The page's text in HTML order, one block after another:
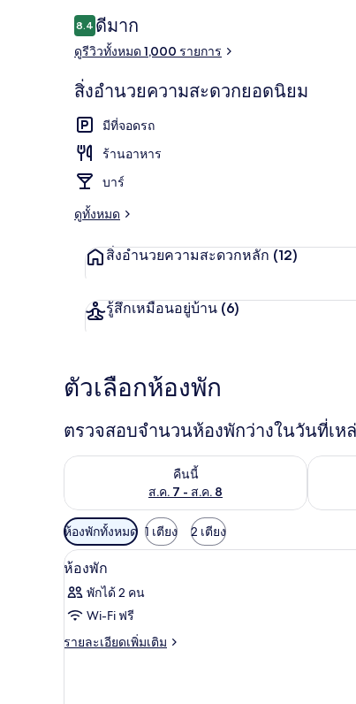
รีวิว
8.48.4 จาก 10
ดีมาก
ดูรีวิวทั้งหมด 1,000 รายการ
สิ่งอำนวยความสะดวกยอดนิยม
มีที่จอดรถ
ร้านอาหาร
บาร์
ดูทั้งหมด
สิ่งอำนวยความสะดวกหลัก (12)
รู้สึกเหมือนอยู่บ้าน (6)
ตัวเลือกห้องพัก
ตรวจสอบจำนวนห้องพักว่างในวันที่เห
คืนนี้
ส.ค. 7 - ส.ค. 8
ตรวจสอบจำนวนห้องพักว่างในคืนนี้ ส.ค. 7 - ส.ค.
ตรวจส
ตัว
กรอง
ที่
มี
ให้
สำหรับ
ห้องพักทั้งหมด 1 เตียง 2 เตียง
เปิด
ภาพถ่าย
ทั้งหมด
ของ
โต๊ะทำงาน, ผ้าม่านกัน
5
ห้องพัก
พักได้ 2 คน
Wi-Fi ฟรี
รายละเอียดเพิ่มเติม
ราย